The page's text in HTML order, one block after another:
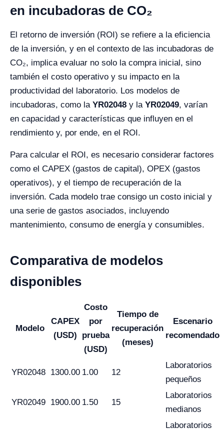
en incubadoras de CO₂
El retorno de inversión (ROI) se refiere a la eficiencia
de la inversión, y en el contexto de las incubadoras de
CO₂, implica evaluar no solo la compra inicial, sino
también el costo operativo y su impacto en la
productividad del laboratorio. Los modelos de
incubadoras, como la YR02048 y la YR02049, varían
en capacidad y características que influyen en el
rendimiento y, por ende, en el ROI.
Para calcular el ROI, es necesario considerar factores
como el CAPEX (gastos de capital), OPEX (gastos
operativos), y el tiempo de recuperación de la
inversión. Cada modelo trae consigo un costo inicial y
una serie de gastos asociados, incluyendo
mantenimiento, consumo de energía y consumibles.
Comparativa de modelos
disponibles
Modelo
CAPEX
(USD)
Costo
por
prueba
(USD)
Tiempo de
recuperación
(meses)
Escenario
recomendado
YR02048 1300.00 1.00 12
Laboratorios
pequeños
YR02049 1900.00 1.50 15
Laboratorios
medianos
Laboratorios